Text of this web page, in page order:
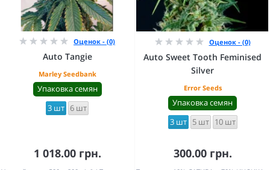
Оценок - (0)
Auto Tangie
Marley Seedbank
Упаковка семян
3 шт 6 шт
1 018.00 грн.
Оценок - (0)
Auto Sweet Tooth Feminised
Silver
Error Seeds
Упаковка семян
3 шт 5 шт 10 шт
300.00 грн.